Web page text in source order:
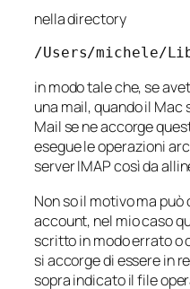
nella directory
/Users/michele/
in modo tale che, se
una mail, quando il
Mail se ne accorge
esegue le operazioni
server IMAP così da
Non so il motivo ma
account, nel mio caso
scritto in modo errato o
si accorge di essere in
sopra indicato il file